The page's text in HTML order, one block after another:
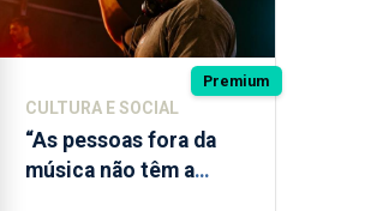
Premium
CULTURA E SOCIAL
“As pessoas fora da
música não têm a